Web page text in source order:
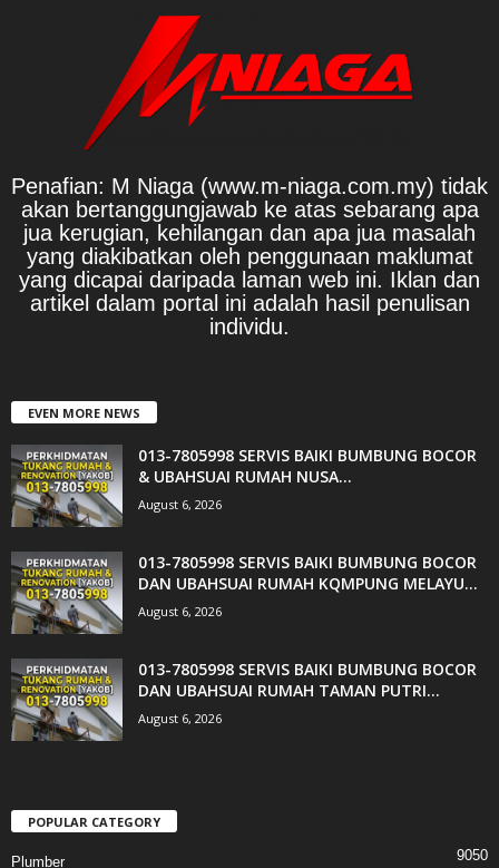
Penafian: M Niaga (www.m-niaga.com.my) tidak
akan bertanggungjawab ke atas sebarang apa
jua kerugian, kehilangan dan apa jua masalah
yang diakibatkan oleh penggunaan maklumat
yang dicapai daripada laman web ini. Iklan dan
artikel dalam portal ini adalah hasil penulisan
individu.
EVEN MORE NEWS
013-7805998 SERVIS BAIKI BUMBUNG BOCOR
& UBAHSUAI RUMAH NUSA...
August 6, 2026
013-7805998 SERVIS BAIKI BUMBUNG BOCOR
DAN UBAHSUAI RUMAH KQMPUNG MELAYU...
August 6, 2026
013-7805998 SERVIS BAIKI BUMBUNG BOCOR
DAN UBAHSUAI RUMAH TAMAN PUTRI...
August 6, 2026
POPULAR CATEGORY
Plumber 9050